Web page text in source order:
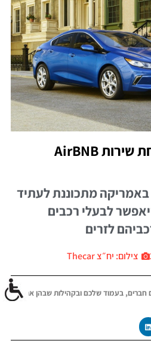
ג'נרל מוטורס מפתחת שירות AirBNB
באמריקה מתכוננת לעתיד
לבעלי רכבים
לזרים
צילום: יח״צ Thecar
בעמוד שלכם ובקהילות שבהן אתם